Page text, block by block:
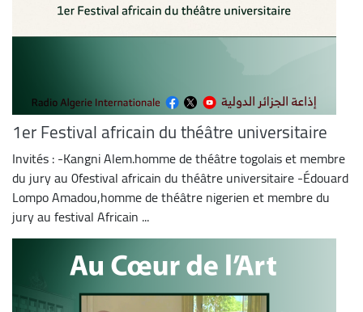
1er Festival africain du théâtre universitaire
Invités : -Kangni Alem.homme de théâtre togolais et membre
du jury au 0festival africain du théâtre universitaire -Édouard
Lompo Amadou,homme de théâtre nigerien et membre du
jury au festival Africain ...